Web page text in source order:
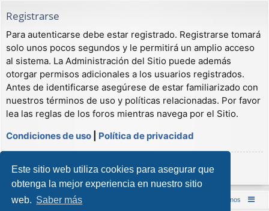
Este sitio web utiliza cookies para asegurar que
obtenga la mejor experiencia en nuestro sitio
web. Saber más
Registrarse
Para autenticarse debe estar registrado. Registrarse tomará
solo unos pocos segundos y le permitirá un amplio acceso
al sistema. La Administración del Sitio puede además
otorgar permisos adicionales a los usuarios registrados.
Antes de identificarse asegúrese de estar familiarizado con
nuestros términos de uso y políticas relacionadas. Por favor
lea las reglas de los foros mientras navega por el Sitio.
Condiciones de uso
Política de privacidad
Registrarse
Inicio (Web) Foro Punta de Lanza Wargames Contáctenos